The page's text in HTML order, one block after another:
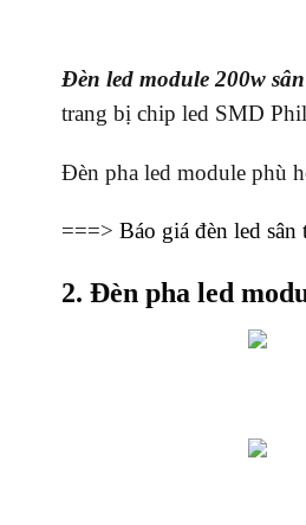
Đèn led module 200w
trang bị chip led SMD
Đèn pha led module phù
===> Báo giá đèn led
2. Đèn pha led